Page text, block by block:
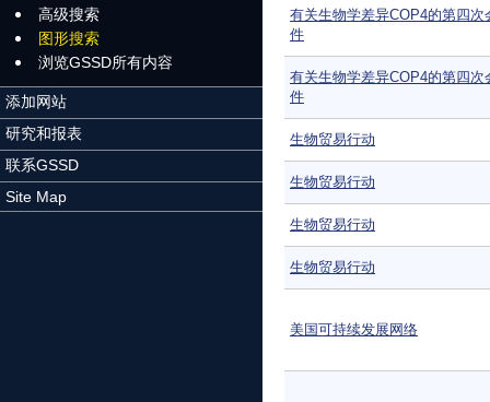
高级搜索
图形搜索
浏览GSSD所有内容
添加网站
研究和报表
联系GSSD
Site Map
有关生物学差异COP4的第四次
件
有关生物学差异COP4的第四次
件
生物贸易行动
生物贸易行动
生物贸易行动
生物贸易行动
美国可持续发展网络